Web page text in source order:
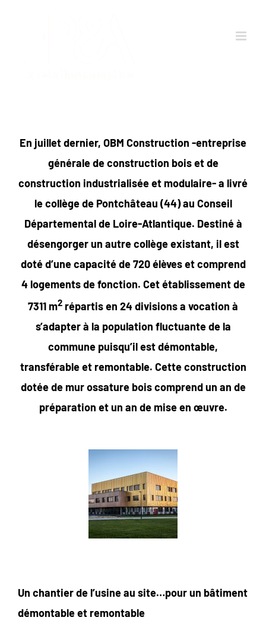
En juillet dernier, OBM Construction -entreprise
générale de construction bois et de
construction industrialisée et modulaire- a livré
le collège de Pontchâteau (44) au Conseil
Départemental de Loire-Atlantique. Destiné à
désengorger un autre collège existant, il est
doté d’une capacité de 720 élèves et comprend
4 logements de fonction. Cet établissement de
7311 m2 répartis en 24 divisions a vocation à
s’adapter à la population fluctuante de la
commune puisqu’il est démontable,
transférable et remontable. Cette construction
dotée de mur ossature bois comprend un an de
préparation et un an de mise en œuvre.
Un chantier de l’usine au site…pour un bâtiment
démontable et remontable